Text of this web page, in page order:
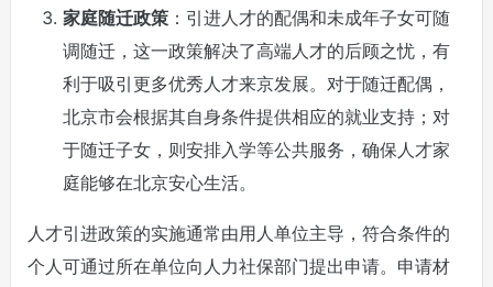
家庭随迁政策：引进人才的配偶和未成年子女可随
调随迁，这一政策解决了高端人才的后顾之忧，有
利于吸引更多优秀人才来京发展。对于随迁配偶，
北京市会根据其自身条件提供相应的就业支持；对
于随迁子女，则安排入学等公共服务，确保人才家
庭能够在北京安心生活。
人才引进政策的实施通常由用人单位主导，符合条件的
个人可通过所在单位向人力社保部门提出申请。申请材